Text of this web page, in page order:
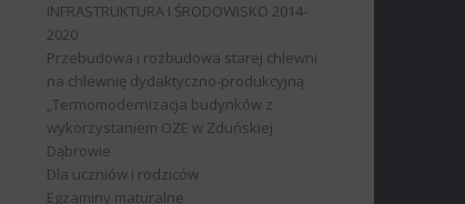
INFRASTRUKTURA I ŚRODOWISKO 2014-
2020
Przebudowa i rozbudowa starej chlewni
na chlewnię dydaktyczno-produkcyjną
„Termomodernizacja budynków z
wykorzystaniem OZE w Zduńskiej
Dąbrowie
Dla uczniów i rodziców
Egzaminy maturalne